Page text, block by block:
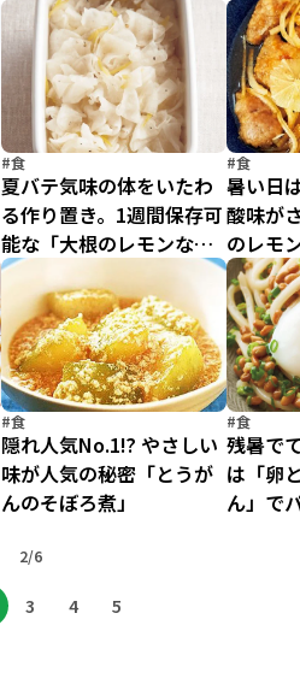
#食
夏バテ気味の体をいたわ
る作り置き。1週間保存可
能な「大根のレモンなま
す」
#食
暑い日
酸味が
のレモ
#食
隠れ人気No.1⁉ やさしい
味が人気の秘密「とうが
んのそぼろ煮」
#食
残暑で
は「卵
ん」で
2/6
3 4 5